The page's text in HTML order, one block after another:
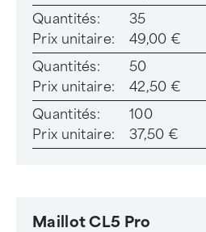
Quantités:
35
Prix unitaire:
49,00 €
Quantités:
50
Prix unitaire:
42,50 €
Quantités:
100
Prix unitaire:
37,50 €
Maillot CL5 Pro